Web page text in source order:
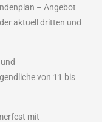
– Angebot
aktuell dritten und
von 11 bis
mit